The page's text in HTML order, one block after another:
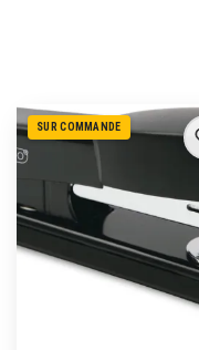
SUR COMMANDE